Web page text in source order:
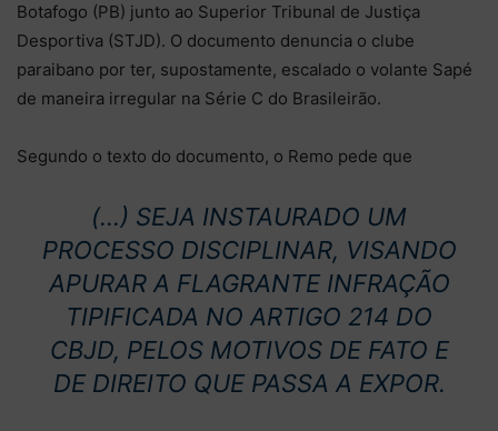
Botafogo (PB) junto ao Superior Tribunal de Justiça
Desportiva (STJD). O documento denuncia o clube
paraibano por ter, supostamente, escalado o volante Sapé
de maneira irregular na Série C do Brasileirão.
Segundo o texto do documento, o Remo pede que
(…) SEJA INSTAURADO UM
PROCESSO DISCIPLINAR, VISANDO
APURAR A FLAGRANTE INFRAÇÃO
TIPIFICADA NO ARTIGO 214 DO
CBJD, PELOS MOTIVOS DE FATO E
DE DIREITO QUE PASSA A EXPOR.